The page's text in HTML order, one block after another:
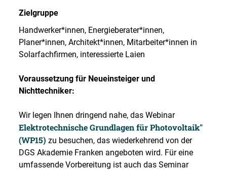
Zielgruppe
Handwerker*innen, Energieberater*innen,
Planer*innen, Architekt*innen, Mitarbeiter*innen in
Solarfachfirmen, interessierte Laien
Voraussetzung für Neueinsteiger und
Nichttechniker:
Wir legen Ihnen dringend nahe, das Webinar
Elektrotechnische Grundlagen für Photovoltaik"
(WP15) zu besuchen, das wiederkehrend von der
DGS Akademie Franken angeboten wird. Für eine
umfassende Vorbereitung ist auch das Seminar